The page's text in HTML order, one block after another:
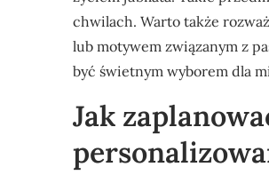
chwilach. Warto także
lub motywem związanym z
być świetnym wyborem dla
Jak